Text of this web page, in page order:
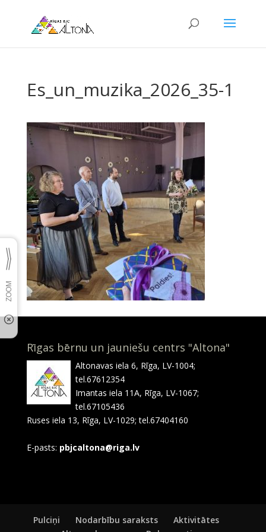
Es_un_muzika_2026_35-1
Rīgas bērnu un jauniešu centrs "Altona"
Altonavas iela 6, Rīga, LV-1004;
tel.67612354
Imantas iela 11A, Rīga, LV-1067;
tel.67105436
Ruses iela 13, Rīga, LV-1029; tel.67404160
E-pasts: pbjcaltona@riga.lv
Pulciņi Nodarbību saraksts
Aktivitātes